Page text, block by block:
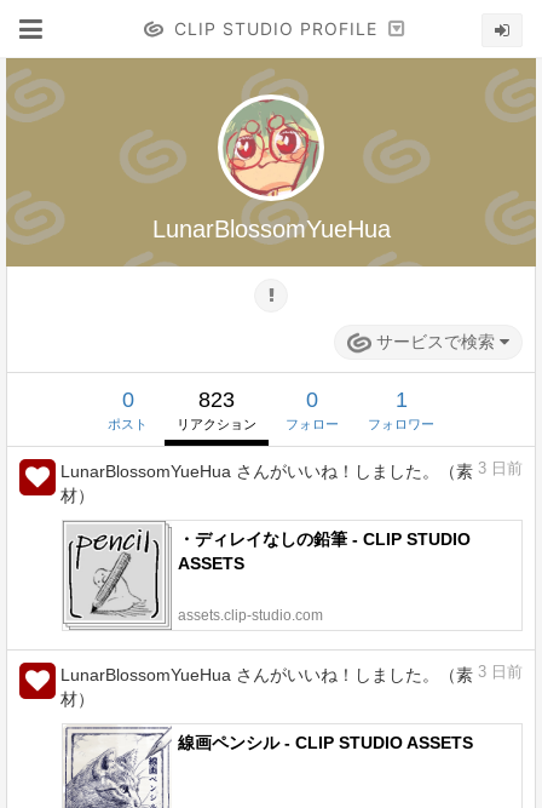
CLIP STUDIO PROFILE
LunarBlossomYueHua
サービスで検索
0
ポスト
823
リアクション
0
フォロー
1
フォロワー
LunarBlossomYueHua さんがいいね！しました。（素
材）
3 日前
・ディレイなしの鉛筆 - CLIP STUDIO
ASSETS
assets.clip-studio.com
LunarBlossomYueHua さんがいいね！しました。（素
材）
3 日前
線画ペンシル - CLIP STUDIO ASSETS